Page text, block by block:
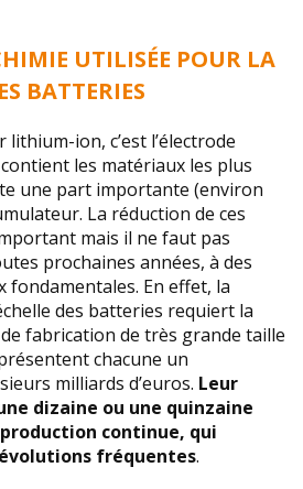
UTILISÉE POUR LA
BATTERIES
ion, c’est l’électrode
les matériaux les plus
une part importante (environ
La réduction de ces
mais il ne faut pas
prochaines années, à des
En effet, la
des batteries requiert la
fabrication de très grande taille
chacune un
milliards d’euros. Leur
dizaine ou une quinzaine
production continue, qui
fréquentes.